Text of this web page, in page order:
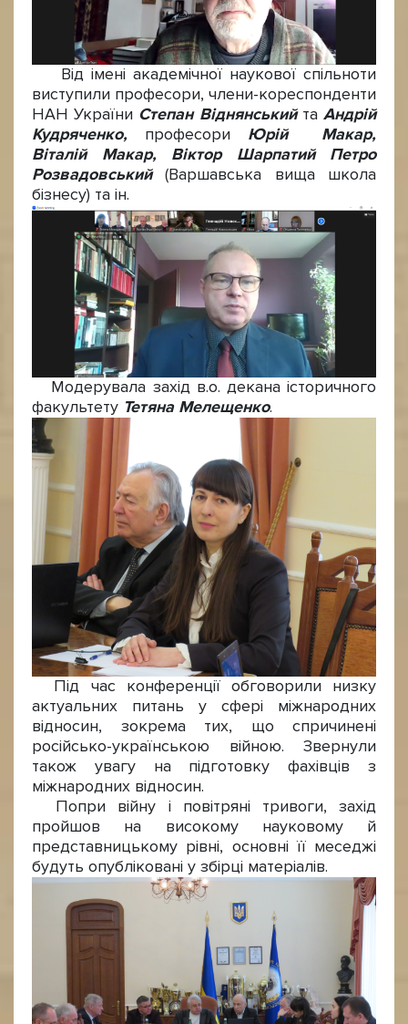
Від імені академічної наукової спільноти
виступили професори, члени-кореспонденти
НАН України Степан Віднянський таАндрій
Кудряченко, професориЮрій Макар,
Віталій Макар, Віктор Шарпатий Петро
Розвадовський(Варшавська вища школа
бізнесу) та ін.
Модерувала захід в.о. декана історичного
факультету Тетяна Мелещенко.
Під час конференції обговорили низку
актуальних питань у сфері міжнародних
відносин, зокрема тих, що спричинені
російсько-українською війною. Звернули
також увагу на підготовку фахівців з
міжнародних відносин.
Попри війну і повітряні тривоги, захід
пройшов на високому науковому й
представницькому рівні, основні її меседжі
будуть опубліковані у збірці матеріалів.